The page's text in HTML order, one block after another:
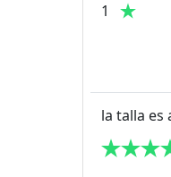
1
la talla es